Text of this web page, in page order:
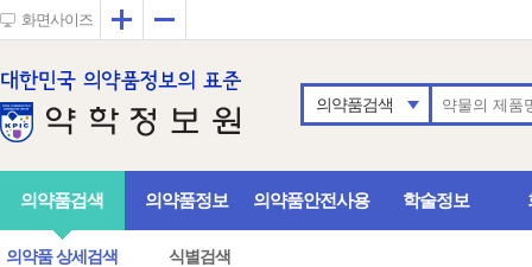
화면사이즈 확대
의약품검색
의약품검색
의약품 상세검색 식별검색
의약품정보 의약품안전사용 학술정보